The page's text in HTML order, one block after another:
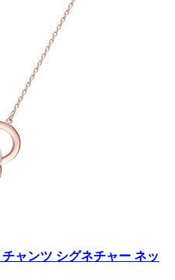
チャンツ シグネチャー ネッ